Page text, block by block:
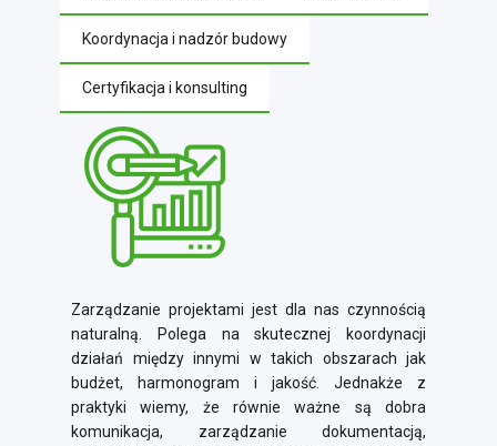
Koordynacja i nadzór budowy
Certyfikacja i konsulting
Zarządzanie projektami jest dla nas czynnością
naturalną. Polega na skutecznej koordynacji
działań między innymi w takich obszarach jak
budżet, harmonogram i jakość. Jednakże z
praktyki wiemy, że równie ważne są dobra
komunikacja, zarządzanie dokumentacją,